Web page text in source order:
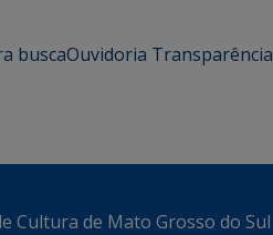
buscaOuvidoria Transparência
Cultura de Mato Grosso do Sul